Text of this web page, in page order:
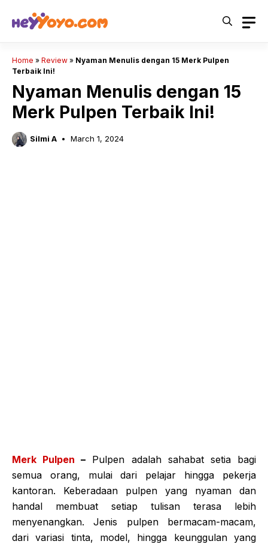
Home » Review » Nyaman Menulis dengan 15 Merk Pulpen
Terbaik Ini!
Nyaman Menulis dengan 15
Merk Pulpen Terbaik Ini!
Silmi A March 1, 2024
Merk Pulpen – Pulpen adalah sahabat setia bagi
semua orang, mulai dari pelajar hingga pekerja
kantoran. Keberadaan pulpen yang nyaman dan
handal membuat setiap tulisan terasa lebih
menyenangkan. Jenis pulpen bermacam-macam,
dari variasi tinta, model, hingga keunggulan yang